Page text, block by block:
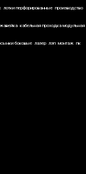
лотки перфорированные производство
кабельная проходка модульная
боковые лазер лэп монтаж пк